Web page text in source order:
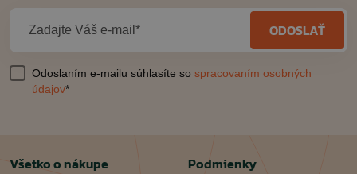
Zadajte Váš e-mail* ODOSLAŤ
Odoslaním e-mailu súhlasíte so spracovaním osobných
údajov*
Všetko o nákupe Podmienky